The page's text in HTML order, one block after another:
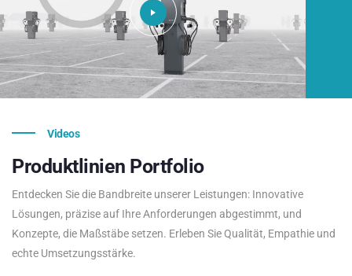
Videos
Produktlinien Portfolio
Entdecken Sie die Bandbreite unserer Leistungen: Innovative
Lösungen, präzise auf Ihre Anforderungen abgestimmt, und
Konzepte, die Maßstäbe setzen. Erleben Sie Qualität, Empathie und
echte Umsetzungsstärke.